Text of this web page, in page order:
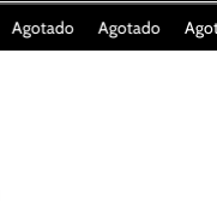
Agotado Agotado